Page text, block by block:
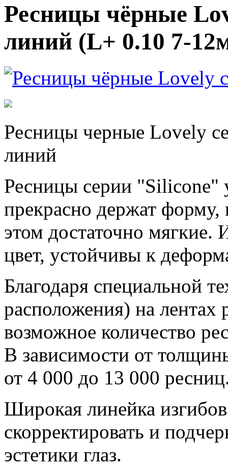
Ресницы чёрные
линий (L+ 0.10 7-
Ресницы черные Lovely
линий
Ресницы серии "Silicone"
прекрасно держат
этом достаточно
цвет, устойчивы к
Благодаря специальной
расположения) на
возможное количество
В зависимости от
от 4 000 до 13 000
Широкая линейка
скорректировать и
эстетики глаз.